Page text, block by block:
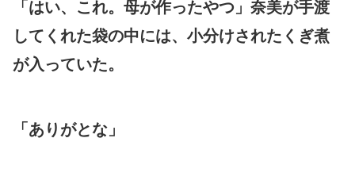
「はい、これ。母が作ったやつ」奈美が手渡
してくれた袋の中には、小分けされたくぎ煮
が入っていた。
「ありがとな」